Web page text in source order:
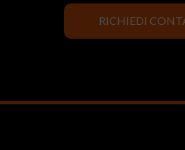
RICHIEDI